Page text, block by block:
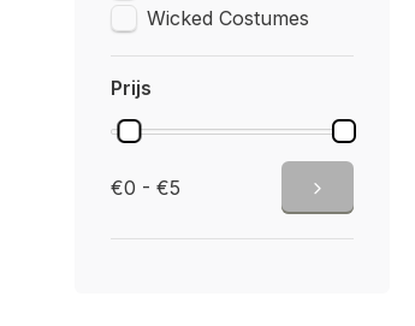
Wicked Costumes
Prijs
€0 - €5